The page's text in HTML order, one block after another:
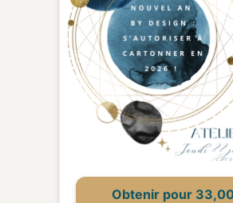
Obtenir pour